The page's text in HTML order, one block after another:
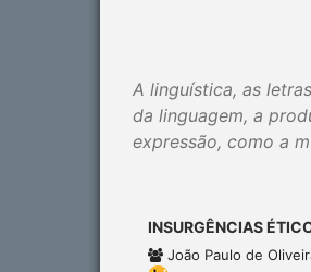
A linguística, as
da linguagem, a
expressão, como a
INSURGÊNCIAS
João Paulo de